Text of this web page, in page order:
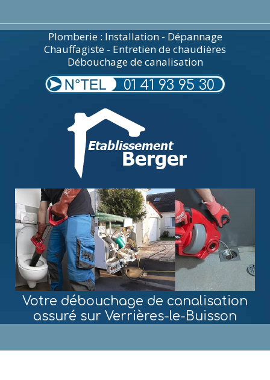
Plomberie : Installation - Dépannage
Chauffagiste - Entretien de chaudières
Débouchage de canalisation
01 41 93 95 30
Votre débouchage de canalisation
assuré sur Verrières-le-Buisson